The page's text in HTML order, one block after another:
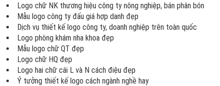
Logo chữ NK thương hiệu công ty nông nghiệp, bán phân bón
Mẫu logo công ty đấu giá hợp danh đẹp
Dịch vụ thiết kế logo công ty, doanh nghiệp trên toàn quốc
Logo phòng khám nha khoa đẹp
Mẫu logo chữ QT đẹp
Logo chữ HQ đẹp
Logo hai chữ cái L và N cách điệu đẹp
Ý tưởng thiết kế logo cách ngành nghề hay